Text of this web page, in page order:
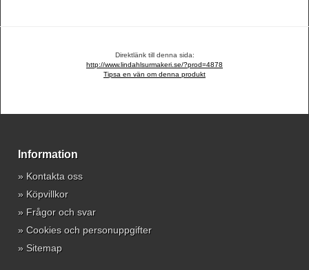
Direktlänk till denna sida:
http://www.lindahlsurmakeri.se/?prod=4878
Tipsa en vän om denna produkt
Information
» Kontakta oss
» Köpvillkor
» Frågor och svar
» Cookies och personuppgifter
» Sitemap